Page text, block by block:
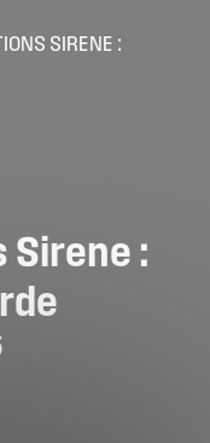
SIRENE :
Sirene :